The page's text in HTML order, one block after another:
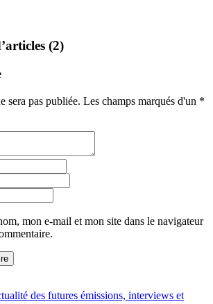
(2)
sera pas publiée. Les champs marqués d'un *
mon e-mail et mon site dans le navigateur
des futures émissions, interviews et